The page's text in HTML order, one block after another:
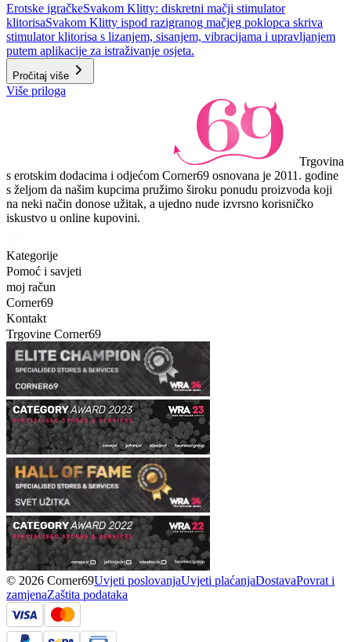
Erotske igračkeSvakom Klitty: diskretni mačji stimulator
klitorisaSvakom Klitty ispod razigranog mačjeg poklopca skriva
stimulator klitorisa s lizanjem, sisanjem, vibracijama i upravljanjem
putem aplikacije za istraživanje osjeta.
Pročitaj više
Više priloga
Trgovina
s erotskim dodacima i odjećom Corner69 osnovana je 2011. godine
s željom da našim kupcima pružimo široku ponudu proizvoda koji
na neki način donose užitak, a ujedno nude izvrsno korisničko
iskustvo u online kupovini.
Kategorije
Pomoć i savjeti
moj račun
Corner69
Kontakt
Trgovine Corner69
© 2026 Corner69Uvjeti poslovanjaUvjeti plaćanjaDostavaPovrat i
zamjenaZaštita podataka